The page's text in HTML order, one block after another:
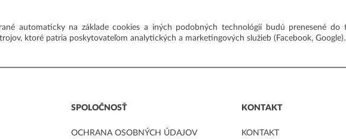
automaticky na základe cookies a iných podobných technológií budú prenesené
ktoré patria poskytovateľom analytických a marketingových služieb (Facebook, Google).
SPOLOČNOSŤ
OCHRANA OSOBNÝCH ÚDAJOV
KONTAKT
KONTAKT